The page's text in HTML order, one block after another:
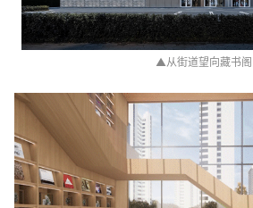
▲从街道望向藏书阁